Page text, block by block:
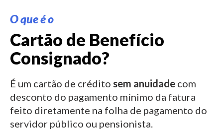
O que é o
Cartão de Benefício
Consignado?
É um cartão de crédito sem anuidade com
desconto do pagamento mínimo da fatura
feito diretamente na folha de pagamento do
servidor público ou pensionista.